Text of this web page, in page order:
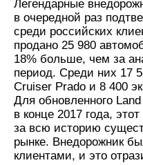
Легендарные
в очередной раз
среди российских
продано 25 980
18% больше, чем за
период. Среди них 17
Cruiser Prado и 8 400
Для обновленного
в конце 2017 года,
за всю историю
рынке. Внедорожник
клиентами, и это